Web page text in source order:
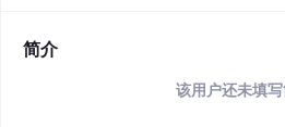
简介
该用户还未填